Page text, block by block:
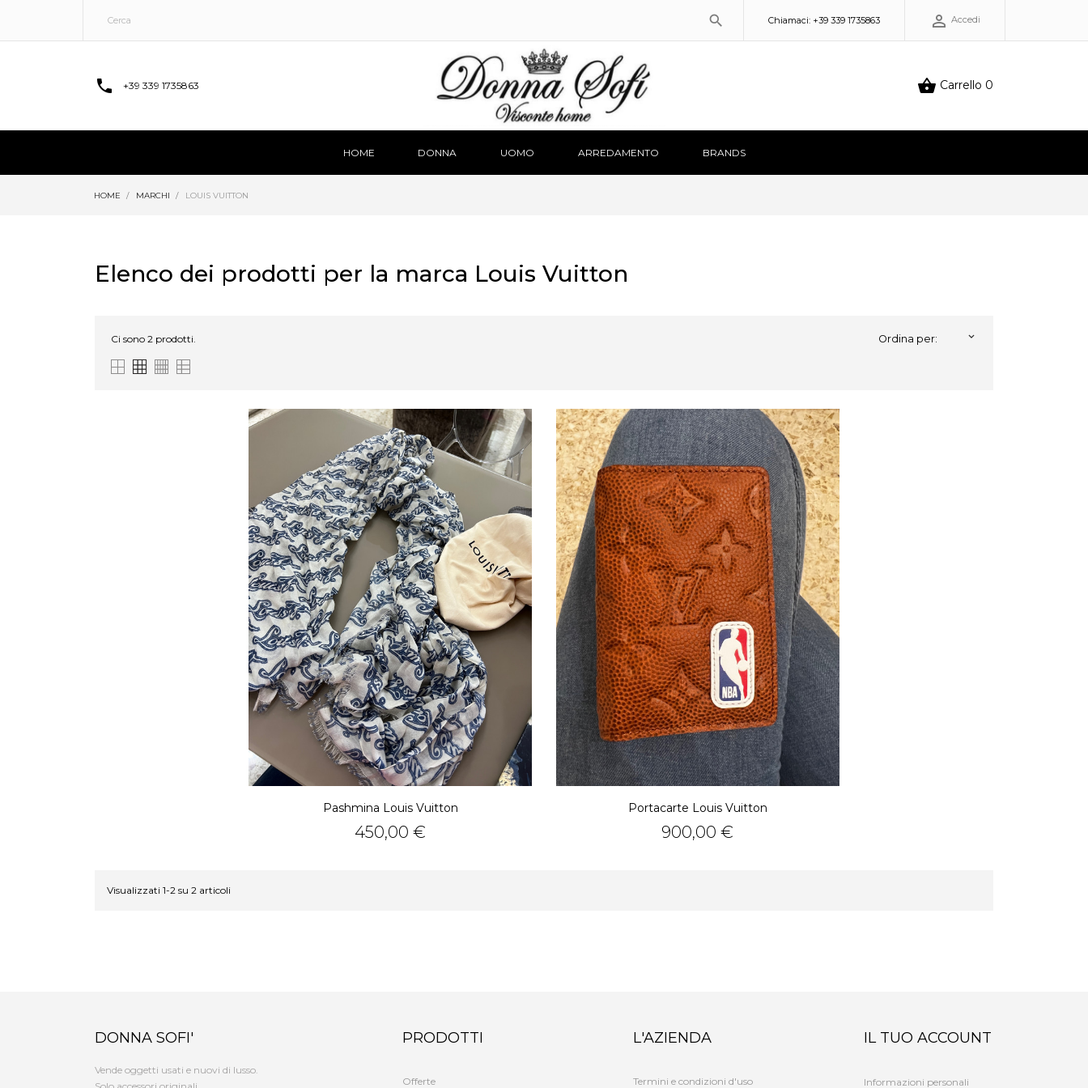
 Chiamaci: +39 339 1735863  Accedi
 +39 339 1735863  Carrello 0
HOME DONNA UOMO ARREDAMENTO BRANDS
HOME MARCHI LOUIS VUITTON
Elenco dei prodotti per la marca Louis Vuitton
Ci sono 2 prodotti. Ordina per: 
Pashmina Louis Vuitton
Prezzo
450,00 €
Portacarte Louis Vuitton
Prezzo
900,00 €
Visualizzati 1-2 su 2 articoli
DONNA SOFI'
Vende oggetti usati e nuovi di lusso.
PRODOTTI
Offerte
L'AZIENDA
Termini e condizioni d'uso
IL TUO ACCOUNT
Informazioni personali